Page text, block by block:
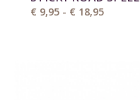
VARIANTEN
€ 9,95 - € 18,95